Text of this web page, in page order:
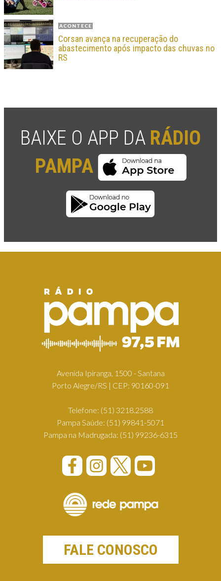
ACONTECE
Corsan avança na recuperação do
abastecimento após impacto das chuvas no
RS
BAIXE O APP DA RÁDIO
PAMPA
Avenida Ipiranga, 1500 - Santana
Porto Alegre/RS | CEP: 90160-091
Telefone: (51) 3218.2588
Pampa Saúde: (51) 99841-5071
Pampa na Madrugada: (51) 99236-6315
FALE CONOSCO